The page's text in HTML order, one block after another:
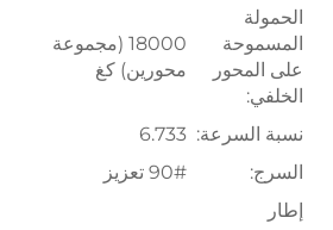
الحمولة
المسموحة
على المحور
الخلفي:
18000 (مجموعة
محورين) كغ
نسبة السرعة: 6.733
السرج:
90# تعزيز
إطار